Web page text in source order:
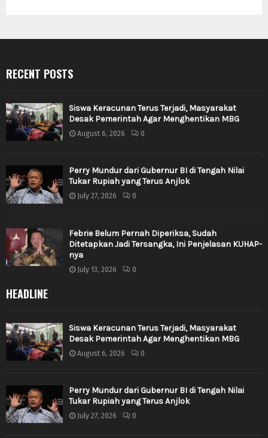
RECENT POSTS
Siswa Keracunan Terus Terjadi, Masyarakat
Desak Pemerintah Agar Menghentikan MBG
August 6, 2026 0
Perry Mundur dari Gubernur BI di Tengah Nilai
Tukar Rupiah yang Terus Anjlok
July 27, 2026 0
Febrie Belum Pernah Diperiksa, Sudah
Ditetapkan Jadi Tersangka, Ini Penjelasan KUHAP-
nya
July 13, 2026 0
HEADLINE
Siswa Keracunan Terus Terjadi, Masyarakat
Desak Pemerintah Agar Menghentikan MBG
August 6, 2026 0
Perry Mundur dari Gubernur BI di Tengah Nilai
Tukar Rupiah yang Terus Anjlok
July 27, 2026 0